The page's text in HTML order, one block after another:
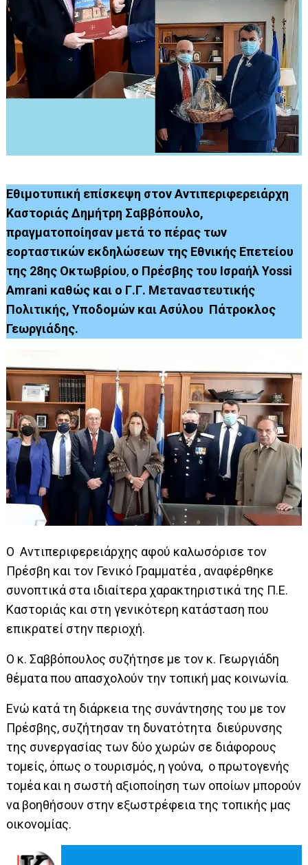
Εθιμοτυπική επίσκεψη στον Αντιπεριφερειάρχη
Καστοριάς Δημήτρη Σαββόπουλο,
πραγματοποίησαν μετά το πέρας των
εορταστικών εκδηλώσεων της Εθνικής Επετείου
της 28ης Οκτωβρίου, o Πρέσβης του Ισραήλ Yossi
Amrani καθώς και ο Γ.Γ. Μεταναστευτικής
Πολιτικής, Υποδομών και Ασύλου Πάτροκλος
Γεωργιάδης.
Ο Αντιπεριφερειάρχης αφού καλωσόρισε τον
Πρέσβη και τον Γενικό Γραμματέα , αναφέρθηκε
συνοπτικά στα ιδιαίτερα χαρακτηριστικά της Π.Ε.
Καστοριάς και στη γενικότερη κατάσταση που
επικρατεί στην περιοχή.
Ο κ. Σαββόπουλος συζήτησε με τον κ. Γεωργιάδη
θέματα που απασχολούν την τοπική μας κοινωνία.
Ενώ κατά τη διάρκεια της συνάντησης του με τον
Πρέσβης, συζήτησαν τη δυνατότητα διεύρυνσης
της συνεργασίας των δύο χωρών σε διάφορους
τομείς, όπως ο τουρισμός, η γούνα, ο πρωτογενής
τομέα και η σωστή αξιοποίηση των οποίων μπορούν
να βοηθήσουν στην εξωστρέφεια της τοπικής μας
οικονομίας.